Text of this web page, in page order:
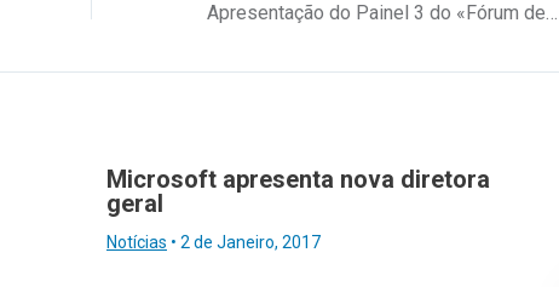
Apresentação do Painel 3 do «Fórum de Líderes»
Microsoft apresenta nova diretora
geral
Notícias • 2 de Janeiro, 2017